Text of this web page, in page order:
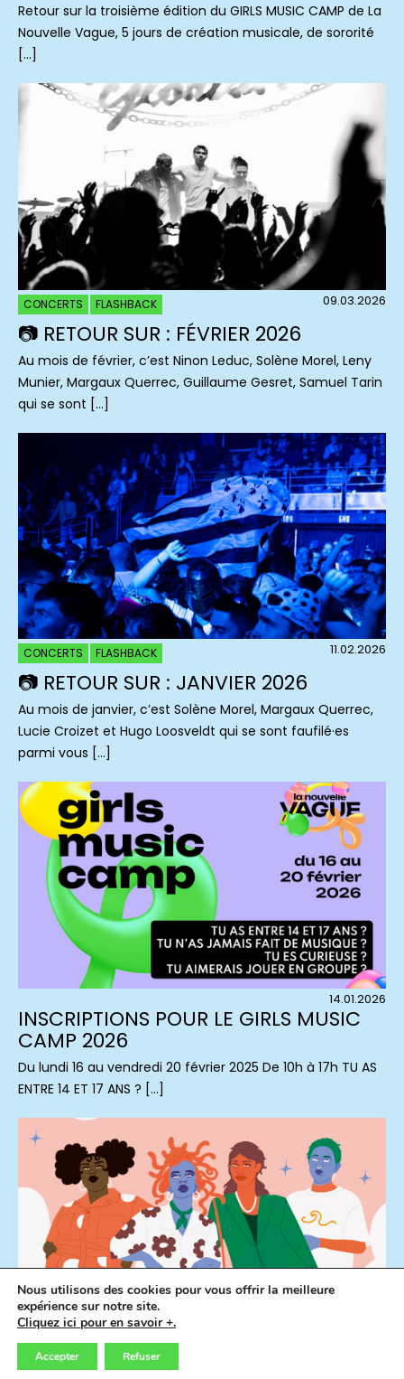
Retour sur la troisième édition du GIRLS MUSIC CAMP de La
Nouvelle Vague, 5 jours de création musicale, de sororité
[…]
CONCERTS FLASHBACK 09.03.2026
📷 RETOUR SUR : FÉVRIER 2026
Au mois de février, c’est Ninon Leduc, Solène Morel, Leny
Munier, Margaux Querrec, Guillaume Gesret, Samuel Tarin
qui se sont […]
CONCERTS FLASHBACK 11.02.2026
📷 RETOUR SUR : JANVIER 2026
Au mois de janvier, c’est Solène Morel, Margaux Querrec,
Lucie Croizet et Hugo Loosveldt qui se sont faufilé·es
parmi vous […]
14.01.2026
INSCRIPTIONS POUR LE GIRLS MUSIC
CAMP 2026
Du lundi 16 au vendredi 20 février 2025 De 10h à 17h TU AS
ENTRE 14 ET 17 ANS ? […]
APPEL À CANDIDATURES POUR LE
Nous utilisons des cookies pour vous offrir la meilleure
expérience sur notre site.
Cliquez ici pour en savoir +.
Accepter Refuser